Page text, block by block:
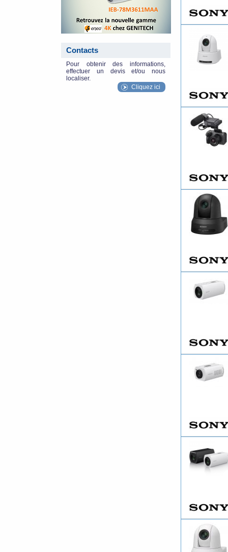
Contacts
Pour obtenir des informations,
effectuer un devis et/ou nous
localiser.
Cliquez ici